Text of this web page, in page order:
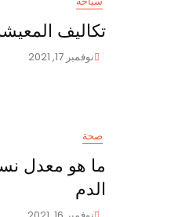
تكاليف
نوفمبر 17, 2021
صحة
ما هو معدل
الدم